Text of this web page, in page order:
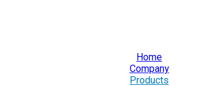
Home
Company
Products